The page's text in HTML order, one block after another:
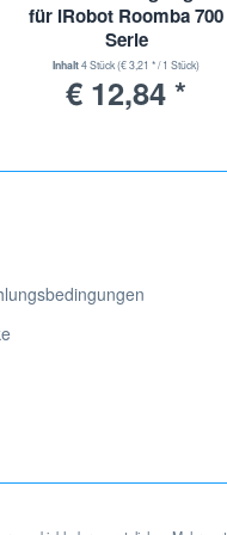
für iRobot Roomba 700
Serie
Inhalt4 Stück(€ 3,21 * / 1 Stück)
€ 12,84 *